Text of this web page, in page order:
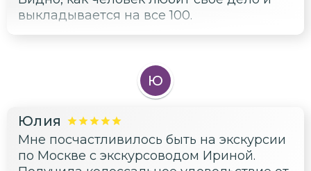
выкладывается на все 100.
Ю
Юлия
Мне посчастливилось быть на экскурсии
по Москве с экскурсоводом Ириной.